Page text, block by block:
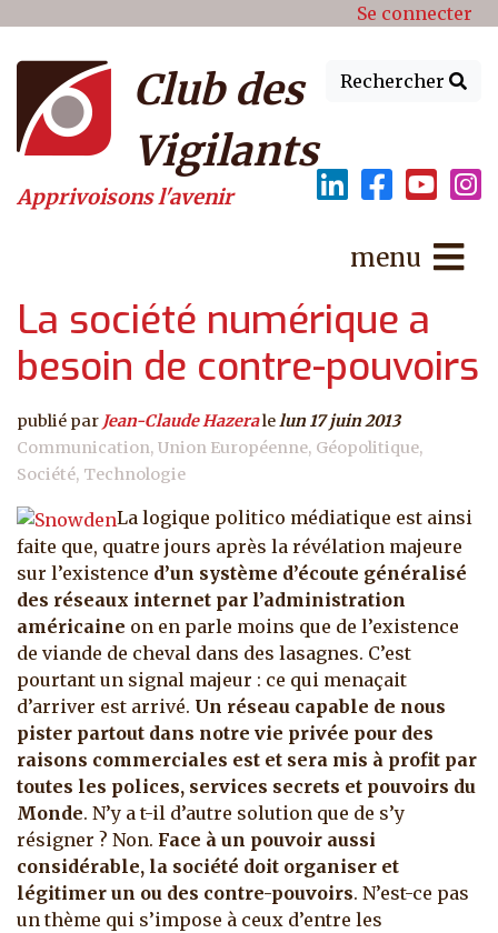
Menu du compte de Se connecter
Rechercher
Club des
Vigilants
Apprivoisons l'avenir
menu
La société numérique a
besoin de contre-pouvoirs
publié par Jean-Claude Hazeralelun 17 juin 2013
Communication Union Européenne Géopolitique
Société Technologie
La logique politico médiatique est ainsi
faite que, quatre jours après la révélation majeure
sur l’existence d’un système d’écoute généralisé
des réseaux internet par l’administration
américaine on en parle moins que de l’existence
de viande de cheval dans des lasagnes. C’est
pourtant un signal majeur : ce qui menaçait
d’arriver est arrivé. Un réseau capable de nous
pister partout dans notre vie privée pour des
raisons commerciales est et sera mis à profit par
toutes les polices, services secrets et pouvoirs du
Monde. N’y a t-il d’autre solution que de s’y
résigner ? Non. Face à un pouvoir aussi
considérable, la société doit organiser et
légitimer un ou des contre-pouvoirs. N’est-ce pas
un thème qui s’impose à ceux d’entre les